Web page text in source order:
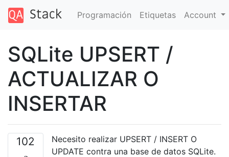
Programación Etiquetas Account
SQLite UPSERT /
ACTUALIZAR O
INSERTAR
102
Necesito realizar UPSERT / INSERT O
UPDATE contra una base de datos SQLite.